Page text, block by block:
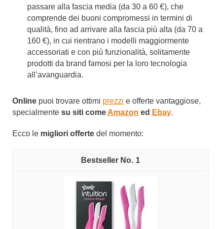
passare alla fascia media (da 30 a 60 €), che
comprende dei buoni compromessi in termini di
qualità, fino ad arrivare alla fascia più alta (da 70 a
160 €), in cui rientrano i modelli maggiormente
accessoriati e con più funzionalità, solitamente
prodotti da brand famosi per la loro tecnologia
all’avanguardia.
Online puoi trovare ottimi prezzi e offerte vantaggiose,
specialmente su siti comeAmazon ed Ebay.
Ecco le migliori offerte del momento:
1